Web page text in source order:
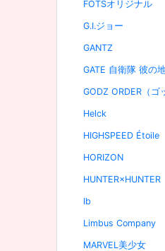
FOTSオリジナル
G.I.ジョー
GANTZ
GATE 自衛隊 彼の
GODZ ORDER（ゴ
Helck
HIGHSPEED Étoile
HORIZON
HUNTER×HUNTER
Ib
Limbus Company
MARVEL美少女